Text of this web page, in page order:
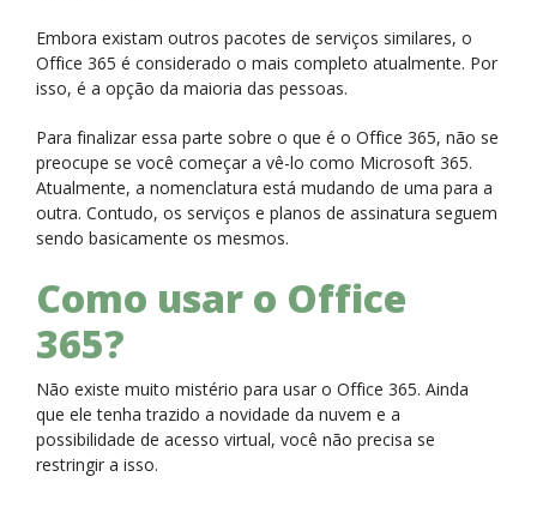
Embora existam outros pacotes de serviços similares, o
Office 365 é considerado o mais completo atualmente. Por
isso, é a opção da maioria das pessoas.
Para finalizar essa parte sobre o que é o Office 365, não se
preocupe se você começar a vê-lo como Microsoft 365.
Atualmente, a nomenclatura está mudando de uma para a
outra. Contudo, os serviços e planos de assinatura seguem
sendo basicamente os mesmos.
Como usar o Office
365?
Não existe muito mistério para usar o Office 365. Ainda
que ele tenha trazido a novidade da nuvem e a
possibilidade de acesso virtual, você não precisa se
restringir a isso.